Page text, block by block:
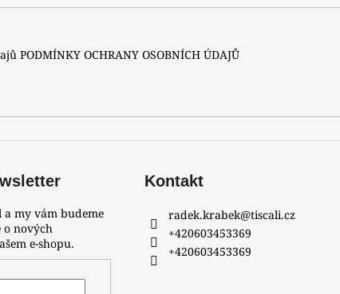
PODMÍNKY OCHRANY OSOBNÍCH ÚDAJŮ
a my vám budeme
o nových
e-shopu.
Kontakt
radek.krabek@tiscali.cz
+420603453369
+420603453369